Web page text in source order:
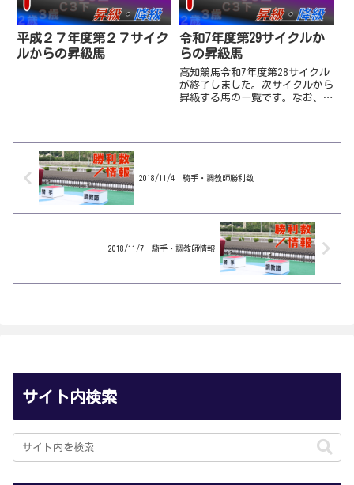
平成２７年度第２７サイク
ルからの昇級馬
令和7年度第29サイクルか
らの昇級馬
高知競馬令和7年度第28サイクル
が終了しました。次サイクルから
昇級する馬の一覧です。なお、次
2018/11/4 騎手・調教師勝利数
2018/11/7 騎手・調教師情報
サイト内検索